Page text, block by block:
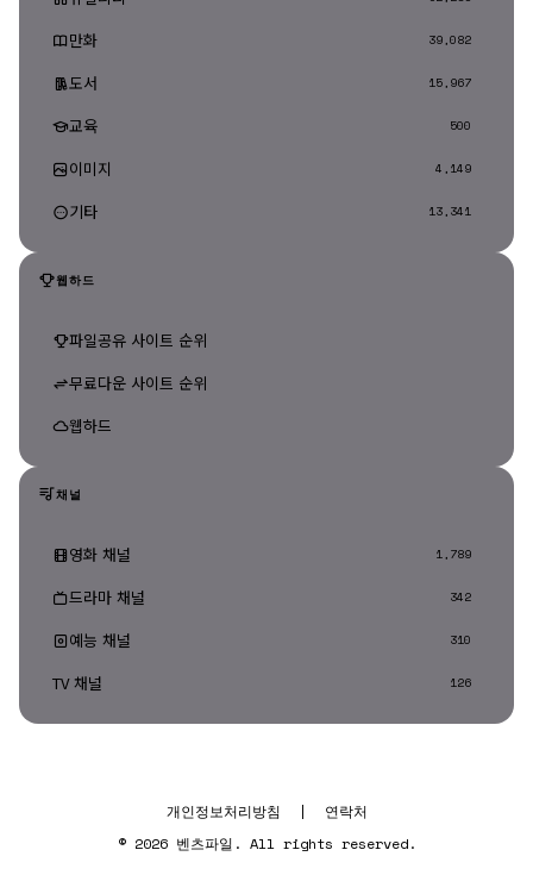
만화 39,082
도서 15,967
교육 500
이미지 4,149
기타 13,341
웹하드
파일공유 사이트 순위
무료다운 사이트 순위
웹하드
채널
영화 채널 1,789
드라마 채널 342
예능 채널 310
TV 채널 126
개인정보처리방침 |
연락처
© 2026 벤츠파일. All rights reserved.